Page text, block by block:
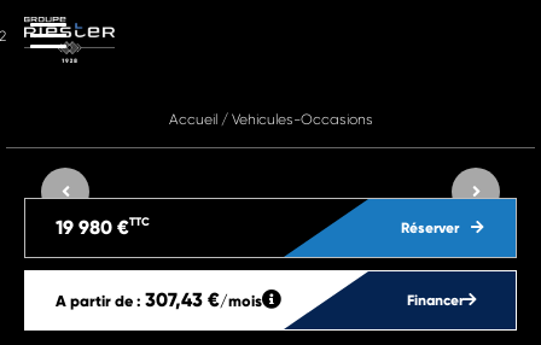
Accueil/ Vehicules-Occasions
Réserver
19 980 €TTC
Financer
A partir de : 307,43 €/mois